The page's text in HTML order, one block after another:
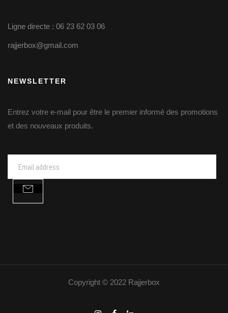
Ligne directe : 06 23 62 03 06
rajjerbox@gmail.com
NEWSLETTER
Entrez votre e-mail pour être le premier informé des promotions
et des nouveaux produits.
Copyright © 2022 Rajjerbox